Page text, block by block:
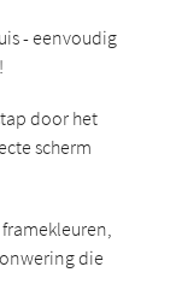
- eenvoudig
door het
scherm
die